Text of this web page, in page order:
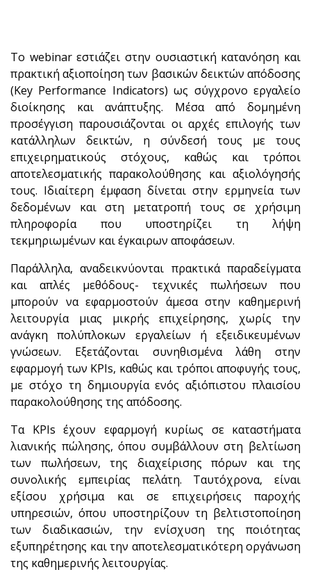
Το webinar εστιάζει στην ουσιαστική κατανόηση και
πρακτική αξιοποίηση των βασικών δεικτών απόδοσης
(Key Performance Indicators) ως σύγχρονο εργαλείο
διοίκησης και ανάπτυξης. Μέσα από δομημένη
προσέγγιση παρουσιάζονται οι αρχές επιλογής των
κατάλληλων δεικτών, η σύνδεσή τους με τους
επιχειρηματικούς στόχους, καθώς και τρόποι
αποτελεσματικής παρακολούθησης και αξιολόγησής
τους. Ιδιαίτερη έμφαση δίνεται στην ερμηνεία των
δεδομένων και στη μετατροπή τους σε χρήσιμη
πληροφορία που υποστηρίζει τη λήψη
τεκμηριωμένων και έγκαιρων αποφάσεων.
Παράλληλα, αναδεικνύονται πρακτικά παραδείγματα
και απλές μεθόδους- τεχνικές πωλήσεων που
μπορούν να εφαρμοστούν άμεσα στην καθημερινή
λειτουργία μιας μικρής επιχείρησης, χωρίς την
ανάγκη πολύπλοκων εργαλείων ή εξειδικευμένων
γνώσεων. Εξετάζονται συνηθισμένα λάθη στην
εφαρμογή των KPIs, καθώς και τρόποι αποφυγής τους,
με στόχο τη δημιουργία ενός αξιόπιστου πλαισίου
παρακολούθησης της απόδοσης.
Τα KPIs έχουν εφαρμογή κυρίως σε καταστήματα
λιανικής πώλησης, όπου συμβάλλουν στη βελτίωση
των πωλήσεων, της διαχείρισης πόρων και της
συνολικής εμπειρίας πελάτη. Ταυτόχρονα, είναι
εξίσου χρήσιμα και σε επιχειρήσεις παροχής
υπηρεσιών, όπου υποστηρίζουν τη βελτιστοποίηση
των διαδικασιών, την ενίσχυση της ποιότητας
εξυπηρέτησης και την αποτελεσματικότερη οργάνωση
της καθημερινής λειτουργίας.